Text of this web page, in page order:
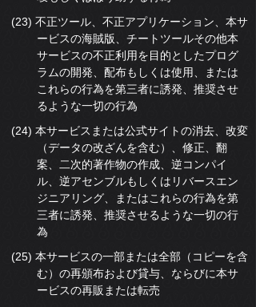
(23) 不正ツール、不正アプリケーション、本サ
ービスの海賊版、チートツールその他本
サービスの不正利用を目的としたプログ
ラムの開発、配布もしくは使用、または
これらの行為を第三者に誘発、推奨させ
るような一切の行為
(24) 本サービスまたは公式サイトの消去、改変
（データの改ざんを含む）、修正、翻
案、二次的著作物の作成、逆コンパイ
ル、逆アセンブルもしくはリバースエン
ジニアリング、またはこれらの行為を第
三者に誘発、推奨させるような一切の行
為
(25) 本サービスの一部または全部（コピーを含
む）の再頒布および貸与、ならびに本サ
ービスの再販または転売